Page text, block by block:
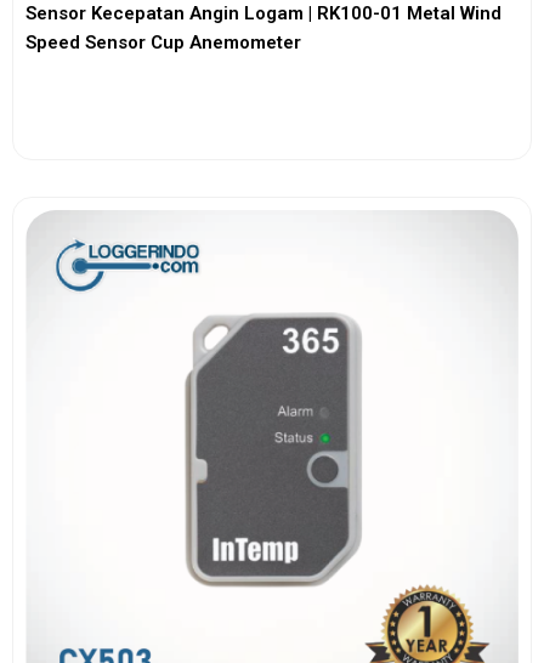
Sensor Kecepatan Angin Logam | RK100-01 Metal Wind
Speed Sensor Cup Anemometer